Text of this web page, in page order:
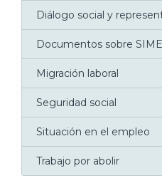
Diálogo social y
Documentos sobre
Migración laboral
Seguridad social
Situación en el empleo
Trabajo por abolir